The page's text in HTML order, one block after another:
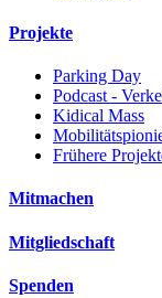
Projekte
Parking Day
Podcast -
Kidical Mass
Frühere
Mitmachen
Mitgliedschaft
Spenden